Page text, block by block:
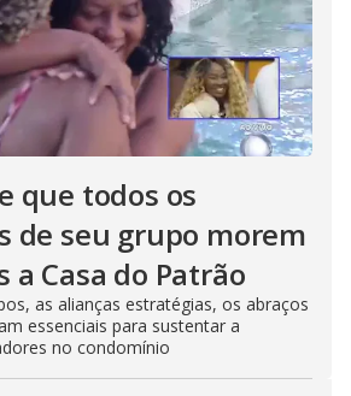
que todos os
de seu grupo morem
a Casa do Patrão
as alianças estratégias, os abraços
essenciais para sustentar a
no condomínio